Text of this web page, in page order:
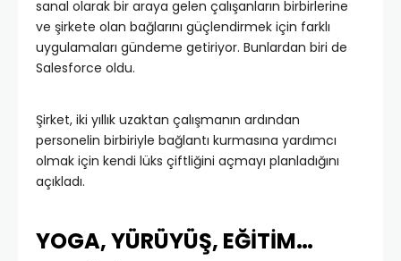
sanal olarak bir araya gelen çalışanların birbirlerine
ve şirkete olan bağlarını güçlendirmek için farklı
uygulamaları gündeme getiriyor. Bunlardan biri de
Salesforce oldu.
Şirket, iki yıllık uzaktan çalışmanın ardından
personelin birbiriyle bağlantı kurmasına yardımcı
olmak için kendi lüks çiftliğini açmayı planladığını
açıkladı.
YOGA, YÜRÜYÜŞ, EĞİTİM…